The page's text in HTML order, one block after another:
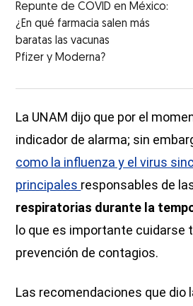
Repunte de COVID en México:
¿En qué farmacia salen más
baratas las vacunas
Pfizer y Moderna?
La UNAM dijo que por el
indicador de alarma; sin
como la influenza y el virus
principales responsables de
respiratorias durante la
lo que es importante cuidarse
prevención de contagios.
Las recomendaciones que dio